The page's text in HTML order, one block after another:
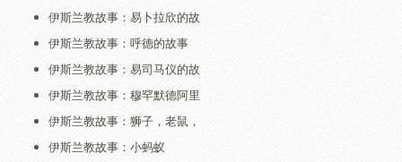
伊斯兰教故事：易卜拉欣的故
伊斯兰教故事：呼德的故事
伊斯兰教故事：易司马仪的故
伊斯兰教故事：穆罕默德阿里
伊斯兰教故事：狮子，老鼠，
伊斯兰教故事：小蚂蚁